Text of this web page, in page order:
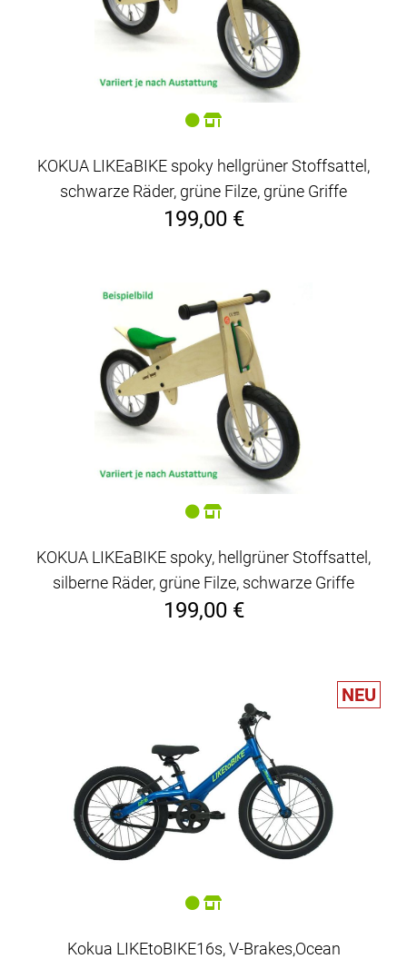
KOKUA LIKEaBIKE spoky hellgrüner Stoffsattel,
schwarze Räder, grüne Filze, grüne Griffe
199,00 €
KOKUA LIKEaBIKE spoky, hellgrüner Stoffsattel,
silberne Räder, grüne Filze, schwarze Griffe
199,00 €
NEU
Kokua LIKEtoBIKE16s, V-Brakes,Ocean